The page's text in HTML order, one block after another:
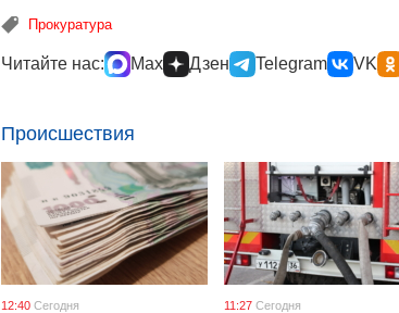
Прокуратура
Читайте нас: Max Дзен Telegram VK
Происшествия
12:40 Сегодня 11:27 Сегодня